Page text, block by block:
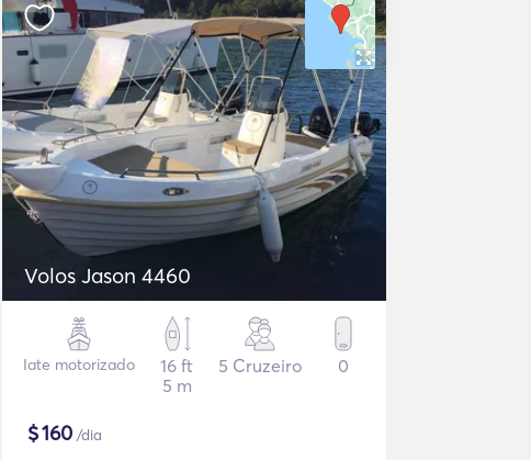
Volos Jason 4460
Iate motorizado
16 ft
5 m
5 Cruzeiro 0
$160 /dia